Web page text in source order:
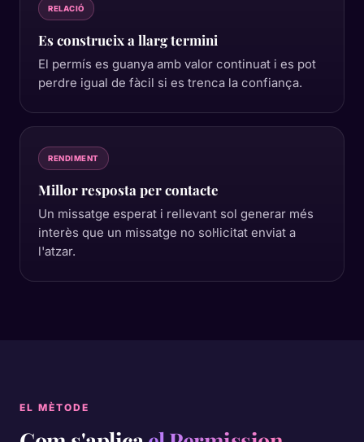
RELACIÓ
Es construeix a llarg termini
El permís es guanya amb valor continuat i es pot
perdre igual de fàcil si es trenca la confiança.
RENDIMENT
Millor resposta per contacte
Un missatge esperat i rellevant sol generar més
interès que un missatge no sol·licitat enviat a
l'atzar.
EL MÈTODE